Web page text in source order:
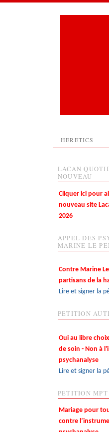
HERETICS
LACAN
NOUVEAU
Cliquer ici pour
nouveau site
2026
APPEL DES
MARINE LE
Contre Marine
partisans de la
Lire et signer la
PETITION
Oui au libre
de soin - Non à
psychanalyse
Lire et signer la
PETITION MPT
Mariage pour
contre